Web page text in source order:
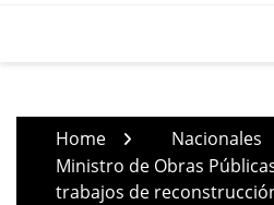
Home
Nacionales
Ministro de Obras
trabajos de